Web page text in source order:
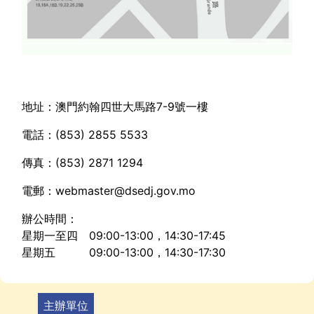
地址：澳門約翰四世大馬路7-9號一樓
電話：(853) 2855 5533
傳真：(853) 2871 1294
電郵：webmaster@dsedj.gov.mo
辦公時間：
星期一至四 09:00-13:00，14:30-17:45
星期五 09:00-13:00，14:30-17:30
主辦單位